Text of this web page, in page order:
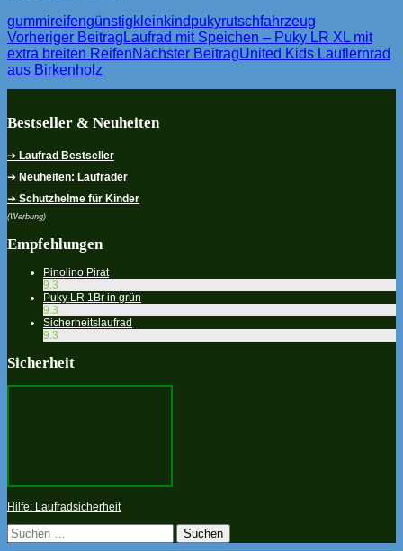
gummireifengünstigkleinkindpukyrutschfahrzeug
Beitragsnavigation
Vorheriger Beitrag Laufrad mit Speichen – Puky LR XL mit
extra breiten ReifenNächster BeitragUnited Kids Lauflernrad
aus Birkenholz
Bestseller & Neuheiten
➔ Laufrad Bestseller
➔ Neuheiten: Laufräder
➔ Schutzhelme für Kinder
(Werbung)
Empfehlungen
Pinolino Pirat
9.3
Puky LR 1Br in grün
9.3
Sicherheitslaufrad
9.3
Sicherheit
Hilfe: Laufradsicherheit
Suchen
nach: